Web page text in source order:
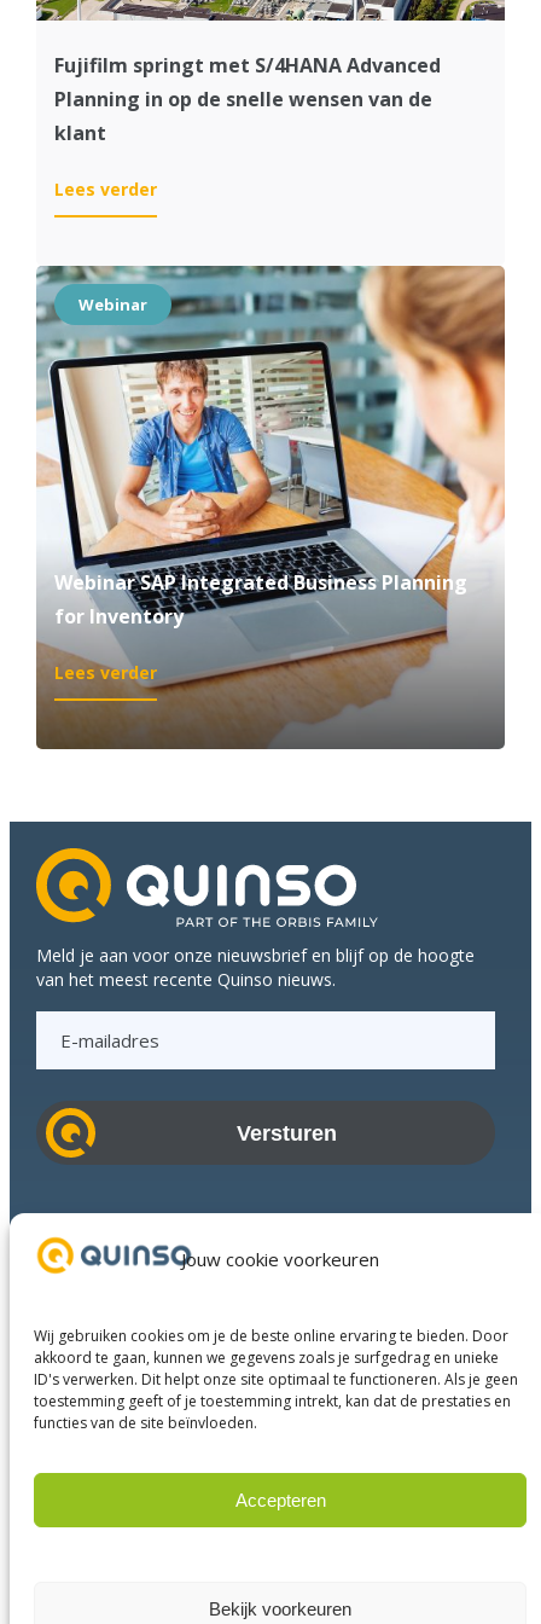
Jouw cookie voorkeuren
Wij gebruiken cookies om je de beste online ervaring te bieden. Door
akkoord te gaan, kunnen we gegevens zoals je surfgedrag en unieke
ID's verwerken. Dit helpt onze site optimaal te functioneren. Als je geen
toestemming geeft of je toestemming intrekt, kan dat de prestaties en
functies van de site beïnvloeden.
Accepteren
Bekijk voorkeuren
Fujifilm springt met S/4HANA Advanced
Planning in op de snelle wensen van de
klant
Lees verder:
Fujifilm
met
S/4HANA
Advanced
Planning
in
op
de
snelle
wensen
van
de
klant
Webinar
Webinar SAP Integrated Business Planning
for Inventory
Lees verder:
Webinar
Integrated
Meld je aan voor onze nieuwsbrief en blijf op de hoogte
van het meest recente Quinso nieuws.
a
i
d
r
s
Succesverhalen
Diensten
Over ons
Businesspartners
Contact
LinkedInInstagramFacebook YouTube
Privacy Policy